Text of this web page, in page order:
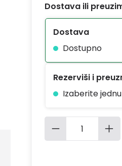
Dostava ili
Dostava
Dostupno
Rezerviši i
Izaberite
Količina